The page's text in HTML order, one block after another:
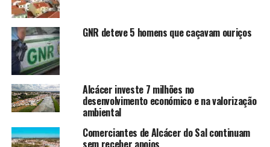
GNR deteve 5 homens que caçavam ouriços
Alcácer investe 7 milhões no
desenvolvimento económico e na valorização
ambiental
Comerciantes de Alcácer do Sal continuam